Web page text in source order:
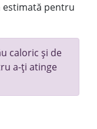
estimată pentru
caloric și de
a-ți atinge